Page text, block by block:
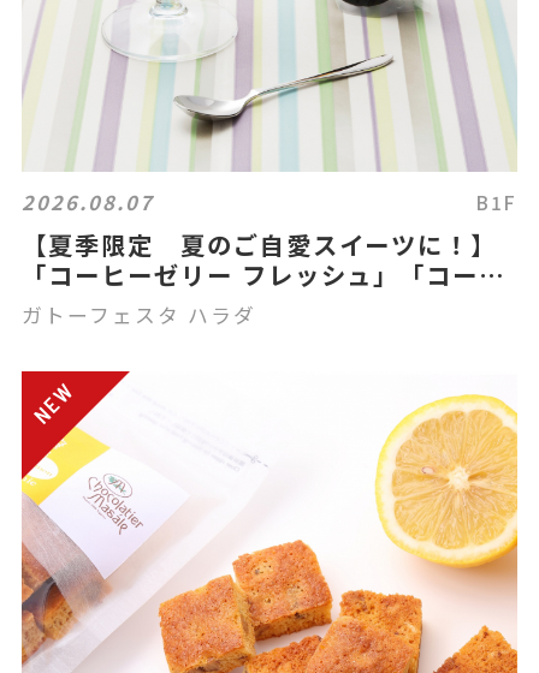
2026.08.07 B1F
【夏季限定 夏のご自愛スイーツに！】
「コーヒーゼリー フレッシュ」「コーヒ
ーゼリー フレッシュ 100%ハワイコナ」
「ティーゼリー アロマ」のご案内
ガトーフェスタ ハラダ